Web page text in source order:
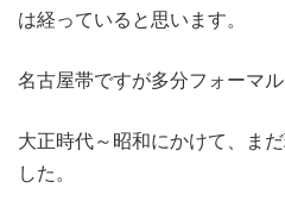
は経っていると思います。
名古屋帯ですが多分フォーマ
大正時代～昭和にかけて、ま
した。